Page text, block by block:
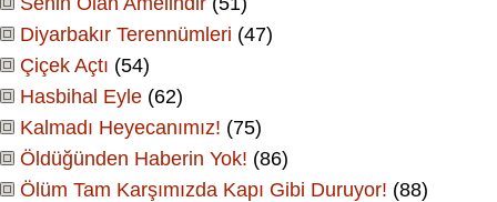
Diyarbakır Terennümleri (47)
Çiçek Açtı (54)
Hasbihal Eyle (62)
Kalmadı Heyecanımız! (75)
Öldüğünden Haberin Yok! (86)
Ölüm Tam Karşımızda Kapı Gibi Duruyor! (88)